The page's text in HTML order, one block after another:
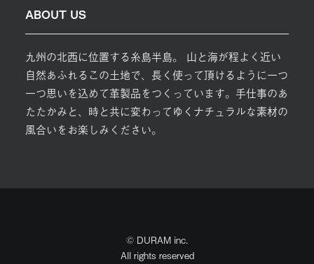
ABOUT US
九州の北西に位置する糸島半島。 山と海が程よく近い
自然あふれるこの土地で、長く使って頂けるように一つ
一つ思いを込めて革製品をつくっています。手仕事のあ
たたかみと、時と共に変わってゆくナチュラルな素材の
風合いをお楽しみください。
© DURAM inc.
All rights reserved